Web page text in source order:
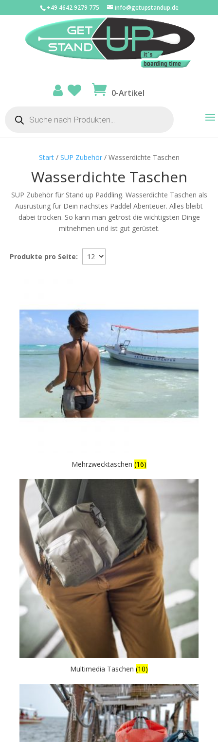
+49 4642 9279 775 info@getupstandup.de
0-Artikel
search
Start/ SUP Zubehör/ Wasserdichte Taschen
Wasserdichte Taschen
SUP Zubehör für Stand up Paddling. Wasserdichte Taschen als
Ausrüstung für Dein nächstes Paddel Abenteuer. Alles bleibt
dabei trocken. So kann man getrost die wichtigsten Dinge
mitnehmen und ist gut gerüstet.
Produkte pro Seite:
Mehrzwecktaschen (16)
Multimedia Taschen (10)